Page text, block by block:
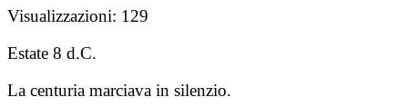
Visualizzazioni: 129
Estate 8 d.C.
La centuria marciava in silenzio.